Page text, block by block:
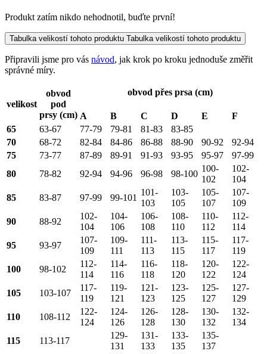
Produkt zatím nikdo nehodnotil, buďte první!
Tabulka velikostí tohoto produktu Tabulka velikostí tohoto produktu
Připravili jsme pro vás návod, jak krok po kroku jednoduše změřit
správné míry.
velikost
obvod
pod
prsy (cm)
obvod přes prsa (cm)
A B C D E
F
65
63-67 77-79 79-81 81-83
83-85
70
68-72 82-84 84-86 86-88 88-90 90-92
92-94
75
73-77 87-89 89-91 91-93 93-95 95-97
97-99
80
78-82 92-94 94-96 96-98 98-100
100-
102
102-
104
85
83-87 97-99 99-101
101-
103
103-
105
105-
107
107-
109
90
88-92
102-
104
104-
106
106-
108
108-
110
110-
112
112-
114
95
93-97
107-
109
109-
111
111-
113
113-
115
115-
117
117-
119
100
98-102
112-
114
114-
116
116-
118
118-
120
120-
122
122-
124
105
103-107
117-
119
119-
121
121-
123
123-
125
125-
127
127-
129
110
108-112
122-
124
124-
126
126-
128
128-
130
130-
132
132-
134
115
113-117
129-
131
131-
133
133-
135
135-
137